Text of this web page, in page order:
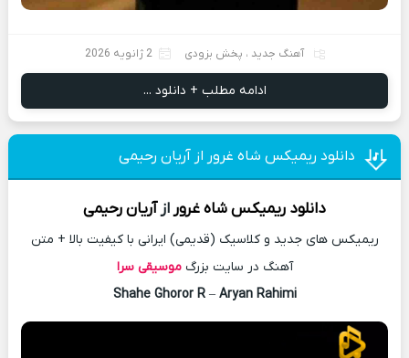
آهنگ جدید ، پخش بزودی 2 ژانویه 2026
ادامه مطلب + دانلود ...
دانلود ریمیکس شاه غرور از آریان رحیمی
دانلود ریمیکسشاه غرورازآریان رحیمی
ریمیکس های جدید و کلاسیک (قدیمی) ایرانی با کیفیت بالا + متن
آهنگ در سایت بزرگموسیقی سرا
Shahe Ghoror R– Aryan Rahimi